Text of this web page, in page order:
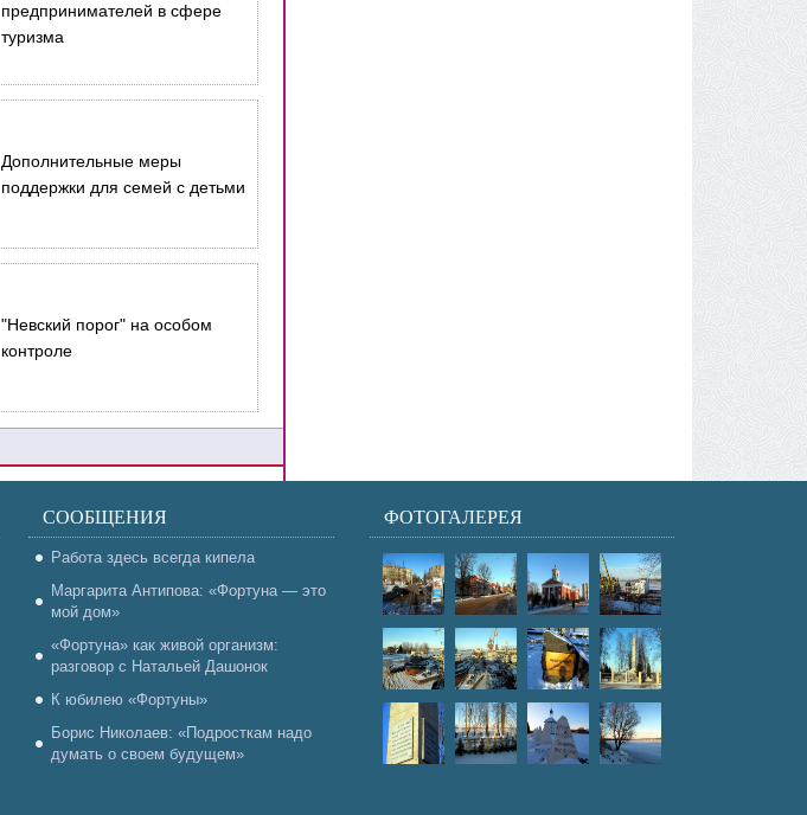
предпринимателей в сфере
туризма
Дополнительные меры
поддержки для семей с детьми
"Невский порог" на особом
контроле
СООБЩЕНИЯ
Работа здесь всегда кипела
Маргарита Антипова: «Фортуна — это
мой дом»
«Фортуна» как живой организм:
разговор с Натальей Дашонок
К юбилею «Фортуны»
Борис Николаев: «Подросткам надо
думать о своем будущем»
ФОТОГАЛЕРЕЯ